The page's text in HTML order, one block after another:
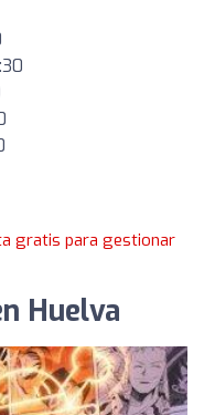
gratis para gestionar
Huelva